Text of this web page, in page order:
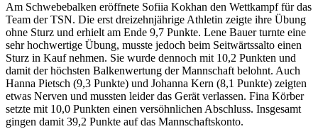
Am Schwebebalken eröffnete Sofiia Kokhan den Wettkampf für das
Team der TSN. Die erst dreizehnjährige Athletin zeigte ihre Übung
ohne Sturz und erhielt am Ende 9,7 Punkte. Lene Bauer turnte eine
sehr hochwertige Übung, musste jedoch beim Seitwärtssalto einen
Sturz in Kauf nehmen. Sie wurde dennoch mit 10,2 Punkten und
damit der höchsten Balkenwertung der Mannschaft belohnt. Auch
Hanna Pietsch (9,3 Punkte) und Johanna Kern (8,1 Punkte) zeigten
etwas Nerven und mussten leider das Gerät verlassen. Fina Körber
setzte mit 10,0 Punkten einen versöhnlichen Abschluss. Insgesamt
gingen damit 39,2 Punkte auf das Mannschaftskonto.